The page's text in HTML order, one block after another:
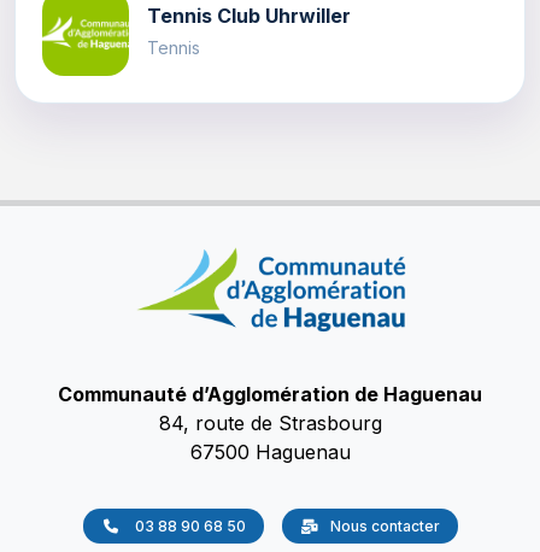
Tennis Club Uhrwiller
Tennis
Communauté d’Agglomération de Haguenau
84, route de Strasbourg
67500 Haguenau
03 88 90 68 50 Nous contacter